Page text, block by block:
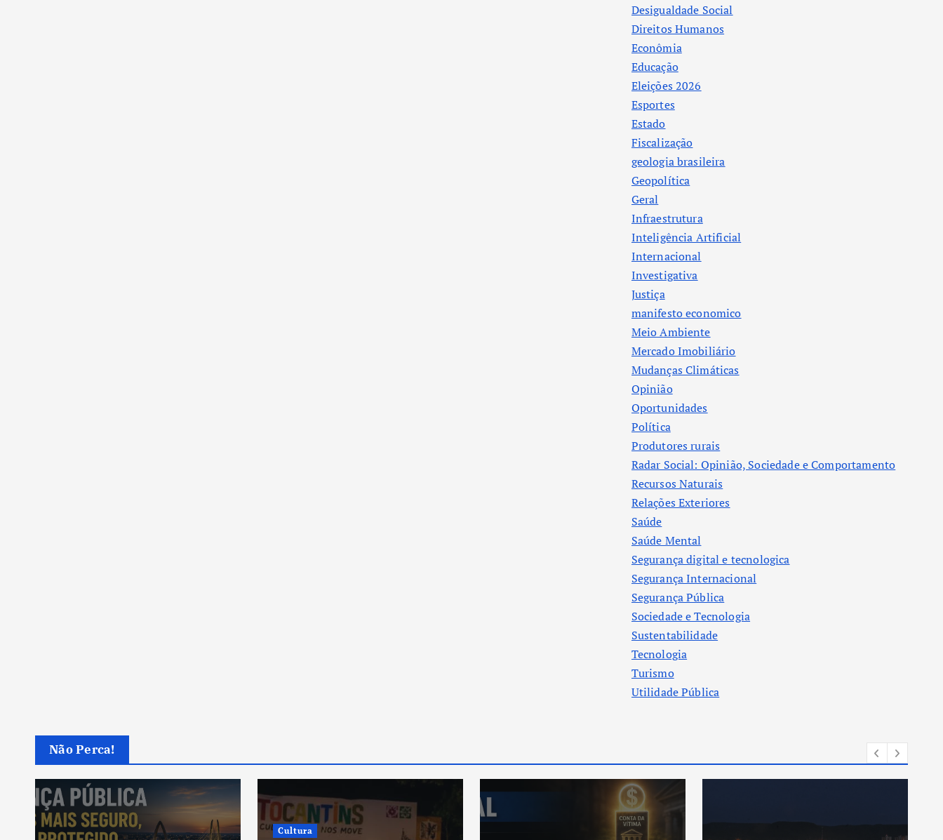
Desigualdade Social
Direitos Humanos
Econômia
Educação
Eleições 2026
Esportes
Estado
Fiscalização
geologia brasileira
Geopolítica
Geral
Infraestrutura
Inteligência Artificial
Internacional
Investigativa
Justiça
manifesto economico
Meio Ambiente
Mercado Imobiliário
Mudanças Climáticas
Opinião
Oportunidades
Política
Produtores rurais
Radar Social: Opinião, Sociedade e Comportamento
Recursos Naturais
Relações Exteriores
Saúde
Saúde Mental
Segurança digital e tecnologica
Segurança Internacional
Segurança Pública
Sociedade e Tecnologia
Sustentabilidade
Tecnologia
Turismo
Utilidade Pública
Não Perca!
Cultura